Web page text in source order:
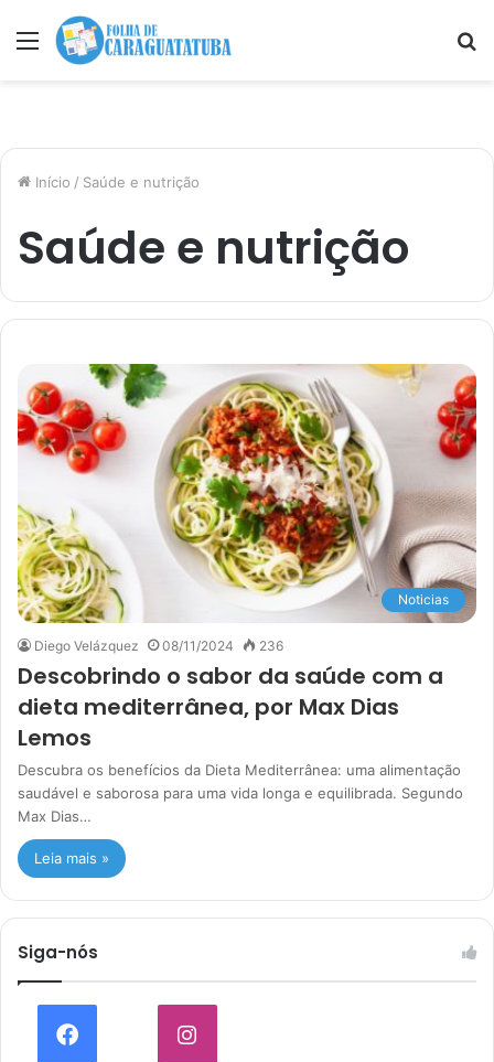
Menu
Início / Saúde e nutrição
Saúde e nutrição
Noticias
Diego Velázquez 08/11/2024 236
Descobrindo o sabor da saúde com a
dieta mediterrânea, por Max Dias
Lemos
Descubra os benefícios da Dieta Mediterrânea: uma alimentação
saudável e saborosa para uma vida longa e equilibrada. Segundo
Max Dias…
Leia mais »
Siga-nós